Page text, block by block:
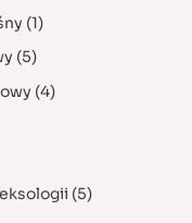
(1)
(5)
(4)
(5)